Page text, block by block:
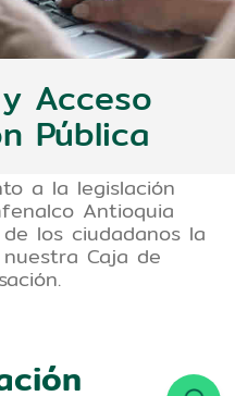
Acceso
Pública
a la legislación
Antioquia
los ciudadanos la
Caja de